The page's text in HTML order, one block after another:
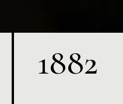
1882